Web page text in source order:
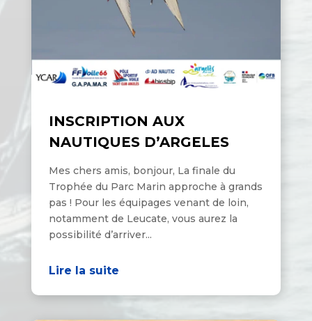
INSCRIPTION AUX
NAUTIQUES D’ARGELES
Mes chers amis, bonjour, La finale du
Trophée du Parc Marin approche à grands
pas ! Pour les équipages venant de loin,
notamment de Leucate, vous aurez la
possibilité d’arriver...
Lire la suite